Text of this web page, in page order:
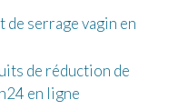
serrage vagin en
de réduction de
en ligne